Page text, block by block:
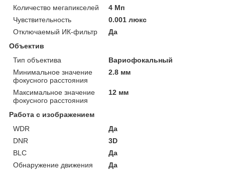
Количество мегапикселей
4 Мп
Чувствительность
0.001 люкс
Отключаемый ИК-фильтр
Да
Объектив
Тип объектива
Вариофокальный
Минимальное значение
фокусного расстояния
2.8 мм
Максимальное значение
фокусного расстояния
12 мм
Работа с изображением
WDR
Да
DNR
3D
BLC
Да
Обнаружение движения
Да